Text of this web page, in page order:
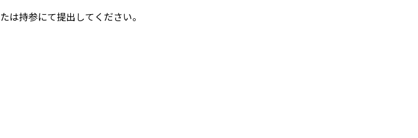
は持参にて提出してください。